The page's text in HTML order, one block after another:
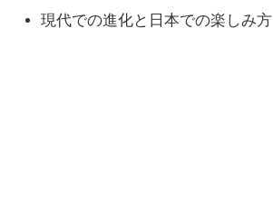
現代での進化と日本での楽しみ方